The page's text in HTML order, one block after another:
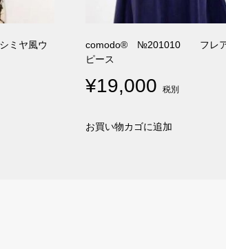
ヤ風ウ
comodo® №201010 フレア
ピース
¥19,000 税別
お買い物カゴに追加